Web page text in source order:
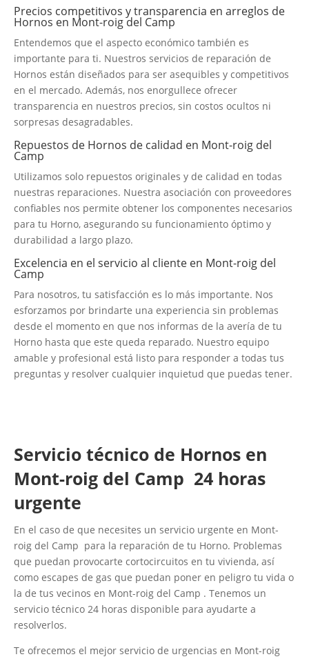
Precios competitivos y transparencia en arreglos de
Hornos en Mont-roig del Camp
Entendemos que el aspecto económico también es
importante para ti. Nuestros servicios de reparación de
Hornos están diseñados para ser asequibles y competitivos
en el mercado. Además, nos enorgullece ofrecer
transparencia en nuestros precios, sin costos ocultos ni
sorpresas desagradables.
Repuestos de Hornos de calidad en Mont-roig del
Camp
Utilizamos solo repuestos originales y de calidad en todas
nuestras reparaciones. Nuestra asociación con proveedores
confiables nos permite obtener los componentes necesarios
para tu Horno, asegurando su funcionamiento óptimo y
durabilidad a largo plazo.
Excelencia en el servicio al cliente en Mont-roig del
Camp
Para nosotros, tu satisfacción es lo más importante. Nos
esforzamos por brindarte una experiencia sin problemas
desde el momento en que nos informas de la avería de tu
Horno hasta que este queda reparado. Nuestro equipo
amable y profesional está listo para responder a todas tus
preguntas y resolver cualquier inquietud que puedas tener.
Servicio técnico de Hornos en
Mont-roig del Camp 24 horas
urgente
En el caso de que necesites un servicio urgente en Mont-
roig del Camp para la reparación de tu Horno. Problemas
que puedan provocarte cortocircuitos en tu vivienda, así
como escapes de gas que puedan poner en peligro tu vida o
la de tus vecinos en Mont-roig del Camp . Tenemos un
servicio técnico 24 horas disponible para ayudarte a
resolverlos.
Te ofrecemos el mejor servicio de urgencias en Mont-roig